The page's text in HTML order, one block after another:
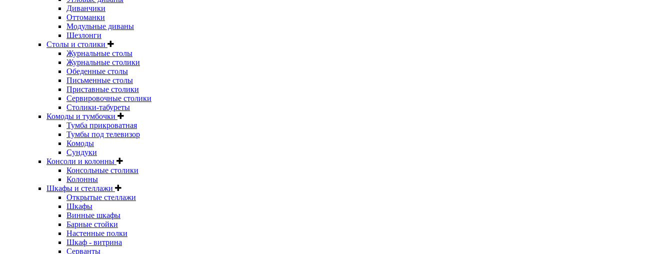
Диванчики
Оттоманки
Модульные диваны
Шезлонги
Столы и столики
Журнальные столы
Журнальные столики
Обеденные столы
Письменные столы
Приставные столики
Сервировочные столики
Столики-табуреты
Комоды и тумбочки
Тумба прикроватная
Тумбы под телевизор
Комоды
Сундуки
Консоли и колонны
Консольные столики
Колонны
Шкафы и стеллажи
Открытые стеллажи
Шкафы
Винные шкафы
Барные стойки
Настенные полки
Шкаф - витрина
Серванты